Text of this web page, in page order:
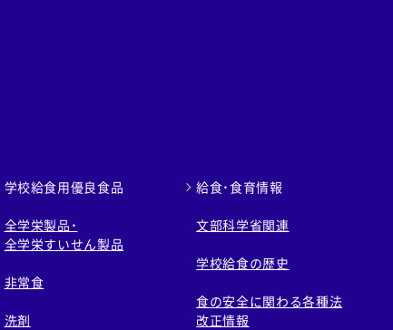
学校給食用優良食品
全学栄製品・
全学栄すいせん製品
非常食
洗剤
給食・食育情報
文部科学省関連
学校給食の歴史
食の安全に関わる各種法
改正情報